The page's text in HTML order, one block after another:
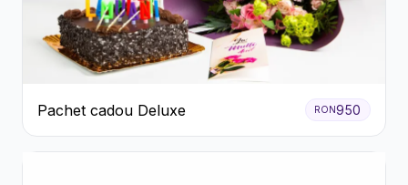
Pachet cadou Deluxe RON950